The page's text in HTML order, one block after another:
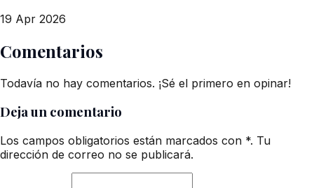
19 Apr 2026
Comentarios
Todavía no hay comentarios. ¡Sé el primero en opinar!
Deja un comentario
Los campos obligatorios están marcados con *. Tu
dirección de correo no se publicará.